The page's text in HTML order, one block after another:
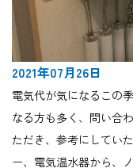
2021年07月26日
電気代が気になるこの
なる方も多く、問い合
ただき、参考にしてい
ー、電気温水器から、